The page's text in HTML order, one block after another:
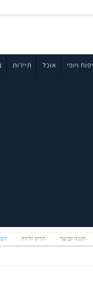
ויופי אוכל תיירות
תזונה וכושר הריון ולידה